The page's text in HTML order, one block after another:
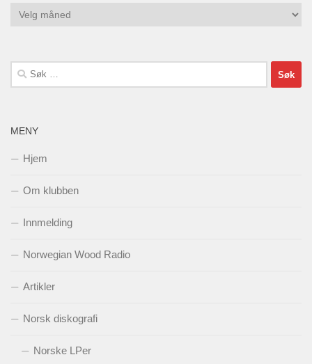
Arkiv
Søk
etter:
MENY
Hjem
Om klubben
Innmelding
Norwegian Wood Radio
Artikler
Norsk diskografi
Norske LPer